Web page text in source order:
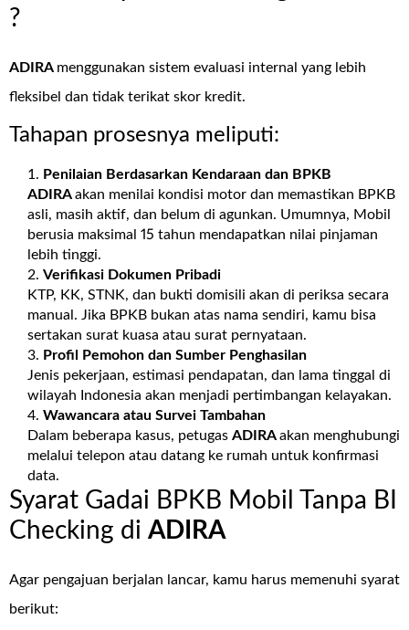
?
ADIRA menggunakan sistem evaluasi internal yang lebih
fleksibel dan tidak terikat skor kredit.
Tahapan prosesnya meliputi:
Penilaian Berdasarkan Kendaraan dan BPKB
ADIRAakan menilai kondisi motor dan memastikan BPKB
asli, masih aktif, dan belum di agunkan. Umumnya, Mobil
berusia maksimal 15 tahun mendapatkan nilai pinjaman
lebih tinggi.
Verifikasi Dokumen Pribadi
KTP, KK, STNK, dan bukti domisili akan di periksa secara
manual. Jika BPKB bukan atas nama sendiri, kamu bisa
sertakan surat kuasa atau surat pernyataan.
Profil Pemohon dan Sumber Penghasilan
Jenis pekerjaan, estimasi pendapatan, dan lama tinggal di
wilayah Indonesia akan menjadi pertimbangan kelayakan.
Wawancara atau Survei Tambahan
Dalam beberapa kasus, petugas ADIRAakan menghubungi
melalui telepon atau datang ke rumah untuk konfirmasi
data.
Syarat Gadai BPKB Mobil Tanpa BI
Checking di ADIRA
Agar pengajuan berjalan lancar, kamu harus memenuhi syarat
berikut: